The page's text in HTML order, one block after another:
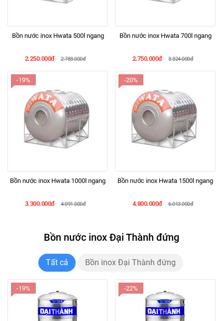
Bồn nước inox Hwata 500l ngang
2.250.000đ 2.783.000đ
Bồn nước inox Hwata 700l ngang
2.750.000đ 3.324.000đ
-19%
Bồn nước inox Hwata 1000l ngang
3.300.000đ 4.091.000đ
-20%
Bồn nước inox Hwata 1500l ngang
4.800.000đ 6.013.000đ
Bồn nước inox Đại Thành đứng
Tất cả Bồn inox Đại Thành đứng
-19% -22%